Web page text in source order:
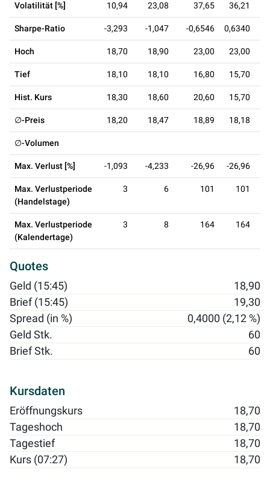
Volatilität [%] 10,94 23,08 37,65 36,21
Sharpe-Ratio -3,293 -1,047 -0,6546 0,6340
Hoch 18,70 18,90 23,00 23,00
Tief 18,10 18,10 16,80 15,70
Hist. Kurs 18,30 18,60 20,60 15,70
∅-Preis 18,20 18,47 18,89 18,18
∅-Volumen
Max. Verlust [%] -1,093 -4,233 -26,96 -26,96
Max. Verlustperiode
(Handelstage)
3 6 101 101
Max. Verlustperiode
(Kalendertage)
3 8 164 164
Quotes
Geld (15:45)
18,90
Brief (15:45)
19,30
Spread (in %)
0,4000 (2,12 %)
Geld Stk.
60
Brief Stk.
60
Kursdaten
Eröffnungskurs
18,70
Tageshoch
18,70
Tagestief
18,70
Kurs (07:27)
18,70